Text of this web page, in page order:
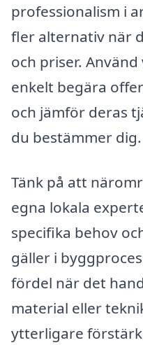
professionalism i
fler alternativ när
och priser.
enkelt begära
och jämför deras
du bestämmer dig.
Tänk på att
egna lokala
specifika behov
gäller i
fördel när det
material eller
ytterligare